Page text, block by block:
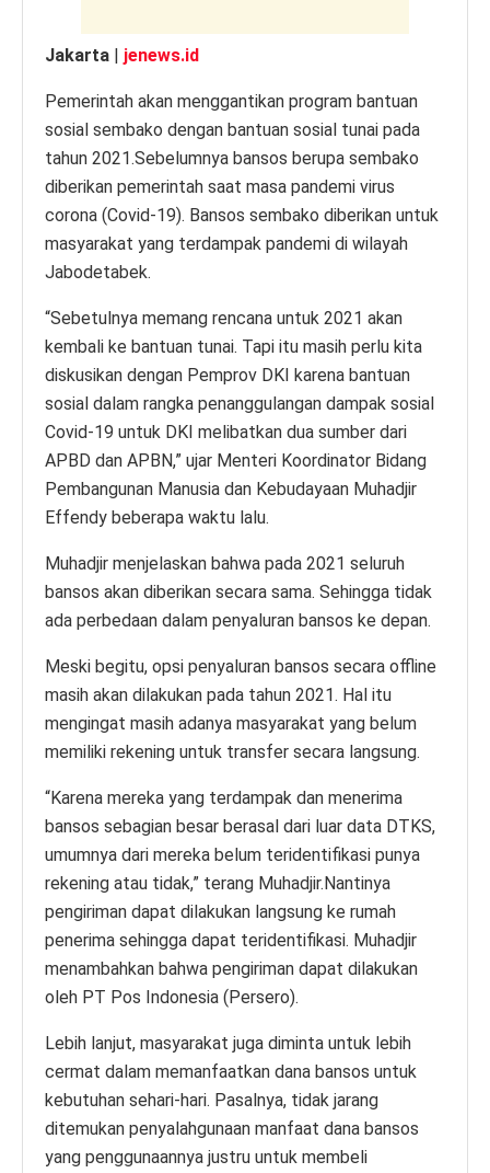
Jakarta | jenews.id
Pemerintah akan menggantikan program bantuan
sosial sembako dengan bantuan sosial tunai pada
tahun 2021.Sebelumnya bansos berupa sembako
diberikan pemerintah saat masa pandemi virus
corona (Covid-19). Bansos sembako diberikan untuk
masyarakat yang terdampak pandemi di wilayah
Jabodetabek.
“Sebetulnya memang rencana untuk 2021 akan
kembali ke bantuan tunai. Tapi itu masih perlu kita
diskusikan dengan Pemprov DKI karena bantuan
sosial dalam rangka penanggulangan dampak sosial
Covid-19 untuk DKI melibatkan dua sumber dari
APBD dan APBN,” ujar Menteri Koordinator Bidang
Pembangunan Manusia dan Kebudayaan Muhadjir
Effendy beberapa waktu lalu.
Muhadjir menjelaskan bahwa pada 2021 seluruh
bansos akan diberikan secara sama. Sehingga tidak
ada perbedaan dalam penyaluran bansos ke depan.
Meski begitu, opsi penyaluran bansos secara offline
masih akan dilakukan pada tahun 2021. Hal itu
mengingat masih adanya masyarakat yang belum
memiliki rekening untuk transfer secara langsung.
“Karena mereka yang terdampak dan menerima
bansos sebagian besar berasal dari luar data DTKS,
umumnya dari mereka belum teridentifikasi punya
rekening atau tidak,” terang Muhadjir.Nantinya
pengiriman dapat dilakukan langsung ke rumah
penerima sehingga dapat teridentifikasi. Muhadjir
menambahkan bahwa pengiriman dapat dilakukan
oleh PT Pos Indonesia (Persero).
Lebih lanjut, masyarakat juga diminta untuk lebih
cermat dalam memanfaatkan dana bansos untuk
kebutuhan sehari-hari. Pasalnya, tidak jarang
ditemukan penyalahgunaan manfaat dana bansos
yang penggunaannya justru untuk membeli